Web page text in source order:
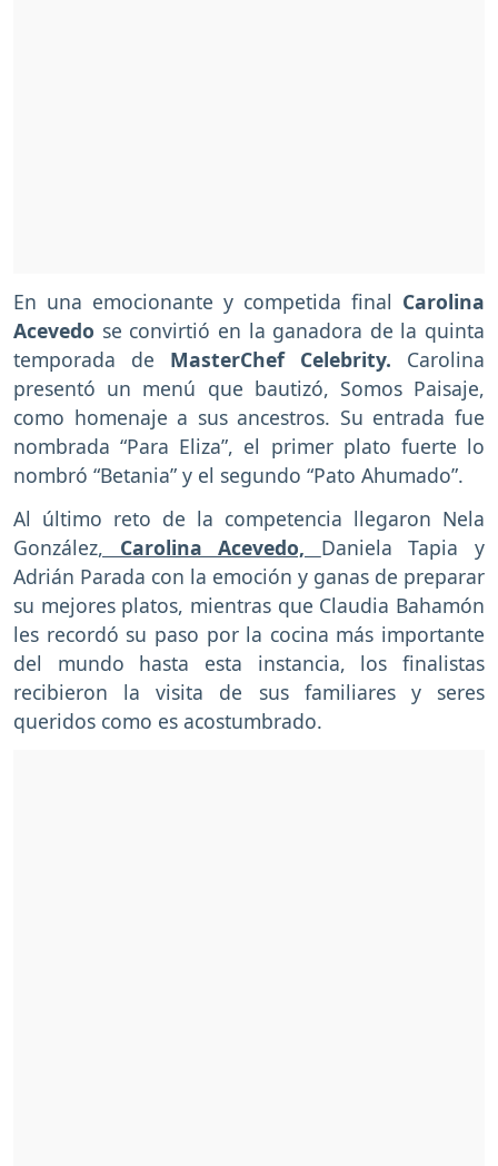
En una emocionante y competida final Carolina
Acevedo se convirtió en la ganadora de la quinta
temporada de MasterChef Celebrity. Carolina
presentó un menú que bautizó, Somos Paisaje,
como homenaje a sus ancestros. Su entrada fue
nombrada “Para Eliza”, el primer plato fuerte lo
nombró “Betania” y el segundo “Pato Ahumado”.
Al último reto de la competencia llegaron Nela
González, Carolina Acevedo, Daniela Tapia y
Adrián Parada con la emoción y ganas de preparar
su mejores platos, mientras que Claudia Bahamón
les recordó su paso por la cocina más importante
del mundo hasta esta instancia, los finalistas
recibieron la visita de sus familiares y seres
queridos como es acostumbrado.